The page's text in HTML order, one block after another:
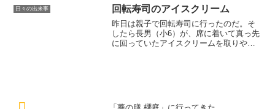
たみたいだ。で、行ってみようと誘われ
た。ここで蕎麦も食べるこ...
日々の出来事 回転寿司のアイスクリーム
昨日は親子で回転寿司に行ったのだ。そ
したら長男（小6）が、席に着いて真っ先
に回っていたアイスクリームを取りやが